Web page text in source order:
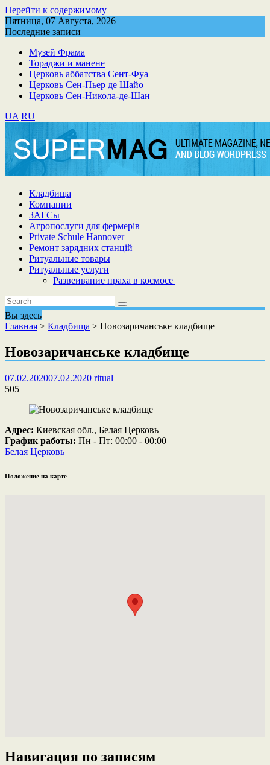
Перейти к содержимому
Пятница, 07 Августа, 2026
Последние записи
Музей Фрама
Тораджи и манене
Церковь аббатства Сент-Фуа
Церковь Сен-Пьер де Шайо
Церковь Сен-Никола-де-Шан
UA RU
Кладбища
Компании
ЗАГСы
Агропослуги для фермерів
Private Schule Hannover
Ремонт зарядних станцій
Ритуальные товары
Ритуальные услуги
Развеивание праха в космосе
Вы здесь
Главная > Кладбища > Новозаричанське кладбище
Новозаричанське кладбище
07.02.202007.02.2020 ritual
505
Адрес: Киевская обл., Белая Церковь
График работы: Пн - Пт: 00:00 - 00:00
Белая Церковь
Положение на карте
Навигация по записям